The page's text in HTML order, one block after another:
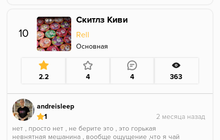
10
Скитлз Киви
Rell
Основная
2.2 4 4 363
andreisleep
1
нет , просто нет , не берите это , это горькая
невнятная мешанина , вообще ощущение ,что я чай